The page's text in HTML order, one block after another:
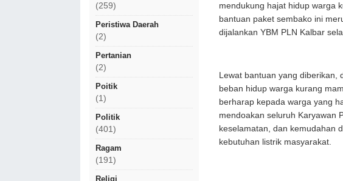
(259)
Peristiwa Daerah
(2)
Pertanian
(2)
Poitik
(1)
Politik
(401)
Ragam
(191)
Religi
mendukung hajat hidup warga
bantuan paket sembako ini
dijalankan YBM PLN Kalbar
Lewat bantuan yang diberikan,
beban hidup warga kurang
berharap kepada warga yang
mendoakan seluruh Karyawan
keselamatan, dan kemudahan
kebutuhan listrik masyarakat.